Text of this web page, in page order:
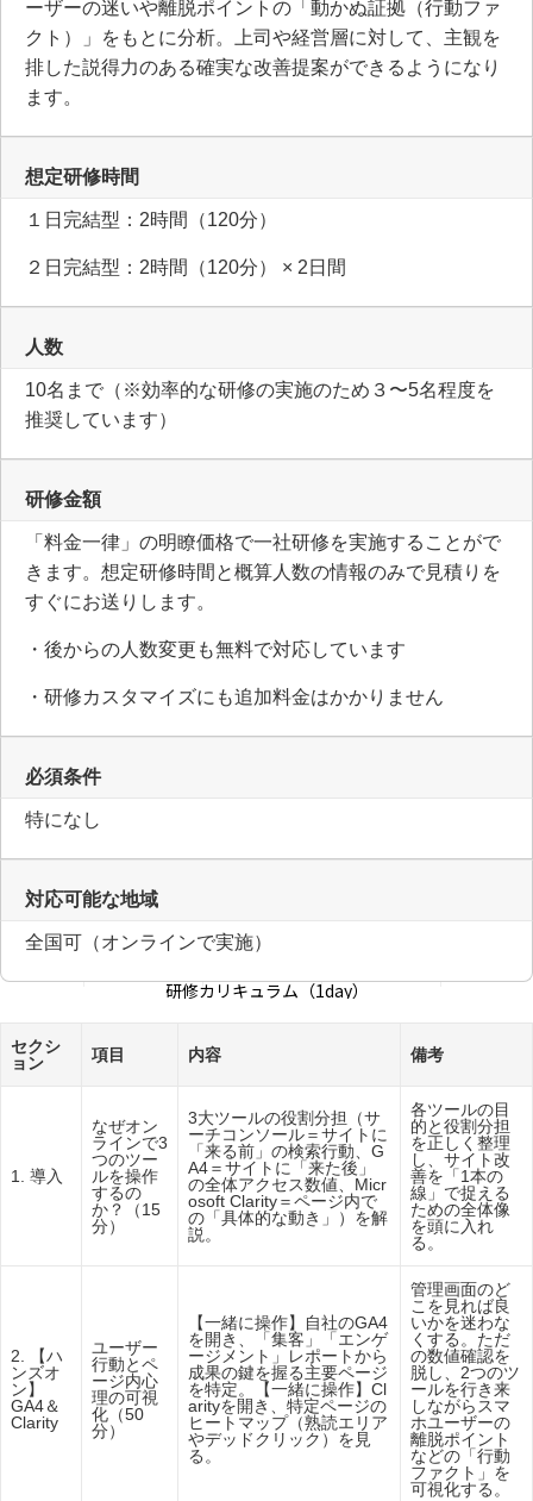
ーザーの迷いや離脱ポイントの「動かぬ証拠（行動ファ
クト）」をもとに分析。上司や経営層に対して、主観を
排した説得力のある確実な改善提案ができるようになり
ます。
想定研修時間
１日完結型：2時間（120分）
２日完結型：2時間（120分） × 2日間
人数
10名まで（※効率的な研修の実施のため３〜5名程度を
推奨しています）
研修金額
「料金一律」の明瞭価格で一社研修を実施することがで
きます。想定研修時間と概算人数の情報のみで見積りを
すぐにお送りします。
・後からの人数変更も無料で対応しています
・研修カスタマイズにも追加料金はかかりません
必須条件
特になし
対応可能な地域
全国可（オンラインで実施）
研修カリキュラム（1day）
セクシ
ョン
項目 内容 備考
1. 導入
なぜオン
ラインで3
つのツー
ルを操作
するの
か？（15
分）
3大ツールの役割分担（サ
ーチコンソール＝サイトに
「来る前」の検索行動、G
A4＝サイトに「来た後」
の全体アクセス数値、Micr
osoft Clarity＝ページ内で
の「具体的な動き」）を解
説。
各ツールの目
的と役割分担
を正しく整理
し、サイト改
善を「1本の
線」で捉える
ための全体像
を頭に入れ
る。
2. 【ハ
ンズオ
ン】
GA4＆
Clarity
ユーザー
行動とペ
ージ内心
理の可視
化（50
分）
【一緒に操作】自社のGA4
を開き、「集客」「エンゲ
ージメント」レポートから
成果の鍵を握る主要ページ
を特定。【一緒に操作】Cl
arityを開き、特定ページの
ヒートマップ（熟読エリア
やデッドクリック）を見
る。
管理画面のど
こを見れば良
いかを迷わな
くする。ただ
の数値確認を
脱し、2つのツ
ールを行き来
しながらスマ
ホユーザーの
離脱ポイント
などの「行動
ファクト」を
可視化する。